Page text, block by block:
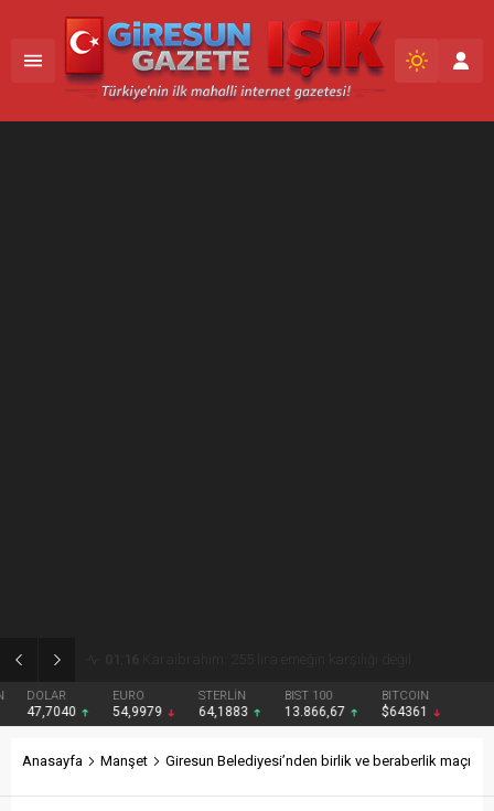
DOLAR
47,7040
EURO
54,9979
STERLİN
64,1883
BIST 100
13.866,67
BITCOIN
$64361
Anasayfa Manşet Giresun Belediyesi’nden birlik ve beraberlik maçı